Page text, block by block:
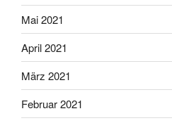
Mai 2021
April 2021
März 2021
Februar 2021